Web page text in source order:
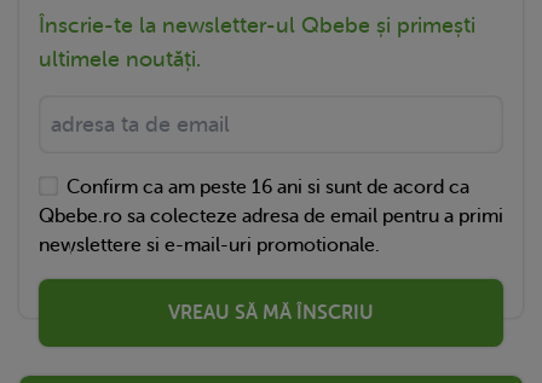
Înscrie-te la newsletter-ul Qbebe și primești
ultimele noutăți.
Confirm ca am peste 16 ani si sunt de acord ca
Qbebe.ro sa colecteze adresa de email pentru a primi
newslettere si e-mail-uri promotionale.
VREAU SĂ MĂ ÎNSCRIU